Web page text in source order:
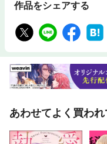
作品をシェアする
あわせてよく買わ